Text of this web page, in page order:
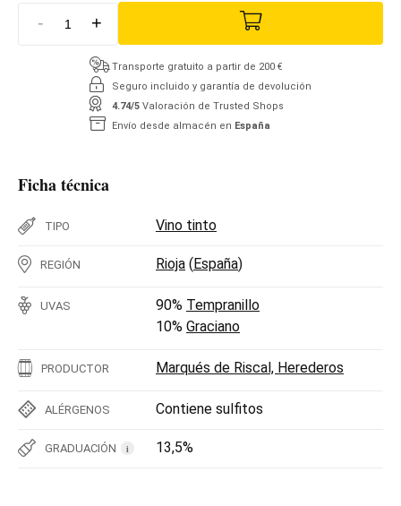
- +
Transporte gratuito a partir de 200 €
Seguro incluido y garantía de devolución
4.74/5 Valoración de Trusted Shops
Envío desde almacén en España
Ficha técnica
TIPO Vino tinto
REGIÓN Rioja (España)
UVAS 90% Tempranillo
10% Graciano
PRODUCTOR Marqués de Riscal, Herederos
ALÉRGENOS Contiene sulfitos
GRADUACIÓN i 13,5%